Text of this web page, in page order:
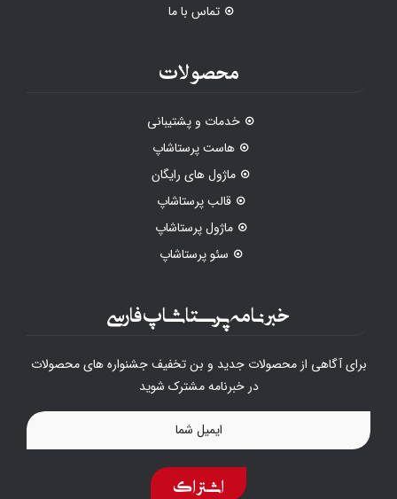
تماس با ما
محصولات
خدمات و پشتیبانی
هاست پرستاشاپ
ماژول های رایگان
قالب پرستاشاپ
ماژول پرستاشاپ
سئو پرستاشاپ
خبرنامه پرستاشاپ فارسی
برای آگاهی از محصولات جدید و بن تخفیف جشنواره های محصولات
در خبرنامه مشترک شوید
اشتراک